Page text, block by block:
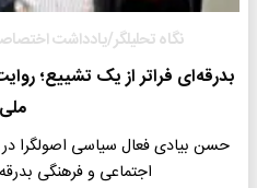
نگاه تحلیلگر/یادداشت
بدرقه‌ای فراتر از یک تشییع؛
ملی
حسن بیادی فعال سیاسی اصولگرا
اجتماعی و فرهنگی